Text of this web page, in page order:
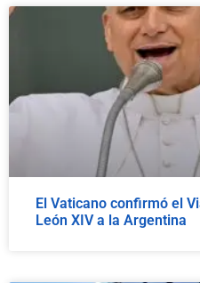
El Vaticano confirmó el
León XIV a la Argentina